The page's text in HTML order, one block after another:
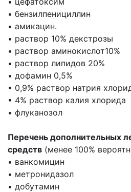
• бензилпенициллин
• амикацин.
• раствор 10% декстрозы
• раствор аминокислот10%
• раствор липидов 20%
• дофамин 0,5%
• 0,9% раствор натрия
• 4% раствор калия хлорида
• флуканозол
Перечень дополнительных
средств (менее 100%
• ванкомицин
• метронидазол
• добутамин